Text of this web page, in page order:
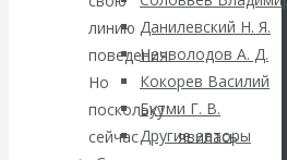
Данилевский Н. Я.
Нечволодов А. Д.
Кокорев Василий
Бутми Г. В.
Другие авторы
Саммит НАТО в
Турции: Drang
nach Osten
линию
поведения.
Но
поскольку
сейчасРНЛявилась